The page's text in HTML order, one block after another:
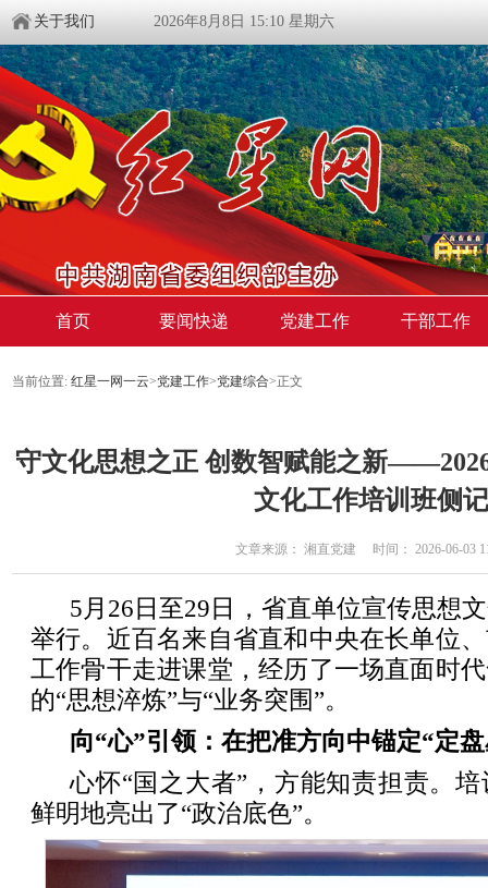
关于我们 2026年8月8日 15:10 星期六
首页 要闻快递 党建工作 干部工作
当前位置: 红星一网一云>党建工作>党建综合>正文
守文化思想之正 创数智赋能之新
文化工作培训班侧记
文章来源： 湘直党建 时间： 2026-06-03
5月26日至29日，省直单位宣传思想
举行。近百名来自省直和中央在长单位
工作骨干走进课堂，经历了一场直面时
的“思想淬炼”与“业务突围”。
向“心”引领：在把准方向中锚定“定
心怀“国之大者”，方能知责担责。
鲜明地亮出了“政治底色”。